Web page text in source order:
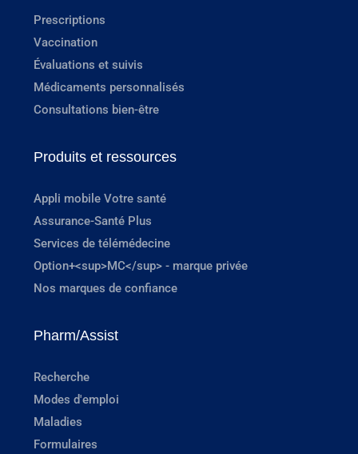
Prescriptions
Vaccination
Évaluations et suivis
Médicaments personnalisés
Consultations bien-être
Produits et ressources
Appli mobile Votre santé
Assurance-Santé Plus
Services de télémédecine
Option+<sup>MC</sup> - marque privée
Nos marques de confiance
Pharm/Assist
Recherche
Modes d'emploi
Maladies
Formulaires